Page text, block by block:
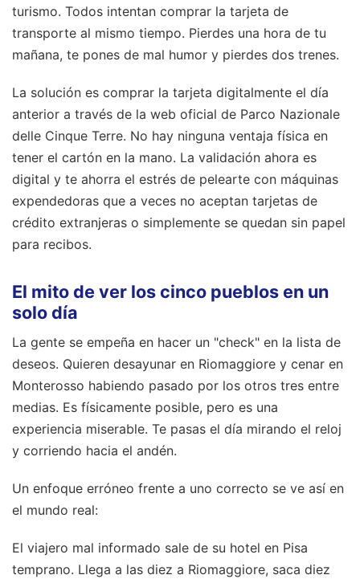
turismo. Todos intentan comprar la tarjeta de
transporte al mismo tiempo. Pierdes una hora de tu
mañana, te pones de mal humor y pierdes dos trenes.
La solución es comprar la tarjeta digitalmente el día
anterior a través de la web oficial de Parco Nazionale
delle Cinque Terre. No hay ninguna ventaja física en
tener el cartón en la mano. La validación ahora es
digital y te ahorra el estrés de pelearte con máquinas
expendedoras que a veces no aceptan tarjetas de
crédito extranjeras o simplemente se quedan sin papel
para recibos.
El mito de ver los cinco pueblos en un
solo día
La gente se empeña en hacer un "check" en la lista de
deseos. Quieren desayunar en Riomaggiore y cenar en
Monterosso habiendo pasado por los otros tres entre
medias. Es físicamente posible, pero es una
experiencia miserable. Te pasas el día mirando el reloj
y corriendo hacia el andén.
Un enfoque erróneo frente a uno correcto se ve así en
el mundo real:
El viajero mal informado sale de su hotel en Pisa
temprano. Llega a las diez a Riomaggiore, saca diez